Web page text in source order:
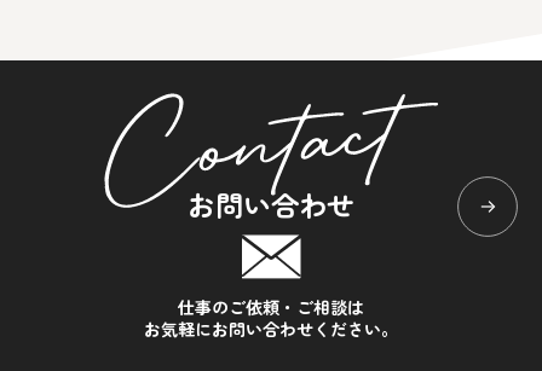
お問い合わせ
仕事のご依頼・ご相談は
お気軽にお問い合わせください。